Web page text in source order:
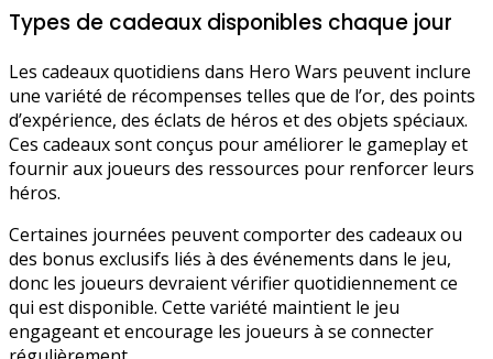
Types de cadeaux disponibles chaque jour
Les cadeaux quotidiens dans Hero Wars peuvent inclure
une variété de récompenses telles que de l’or, des points
d’expérience, des éclats de héros et des objets spéciaux.
Ces cadeaux sont conçus pour améliorer le gameplay et
fournir aux joueurs des ressources pour renforcer leurs
héros.
Certaines journées peuvent comporter des cadeaux ou
des bonus exclusifs liés à des événements dans le jeu,
donc les joueurs devraient vérifier quotidiennement ce
qui est disponible. Cette variété maintient le jeu
engageant et encourage les joueurs à se connecter